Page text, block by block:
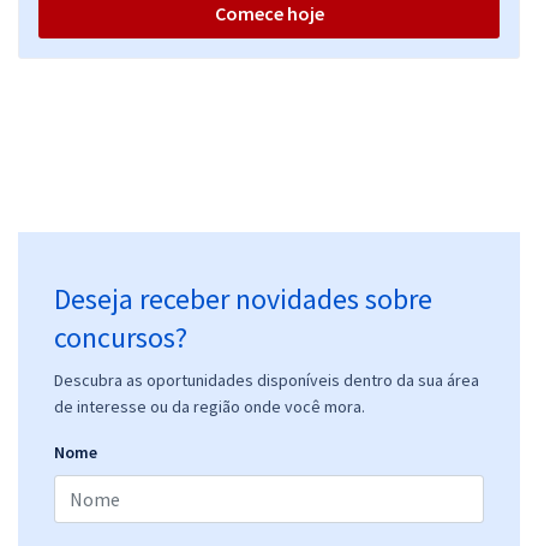
Comece hoje
Deseja receber novidades sobre
concursos?
Descubra as oportunidades disponíveis dentro da sua área
de interesse ou da região onde você mora.
Nome